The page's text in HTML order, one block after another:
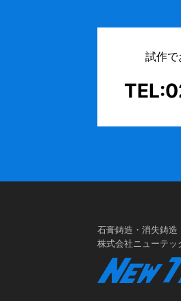
試作で
石膏鋳造・消失鋳
株式会社ニューテッ